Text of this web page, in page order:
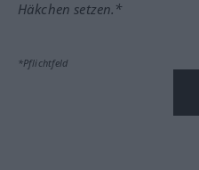
Häkchen setzen.*
*Pflichtfeld